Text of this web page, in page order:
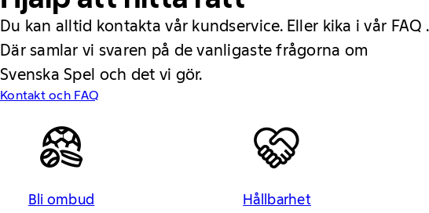
Du kan alltid kontakta vår kundservice. Eller kika i vår FAQ .
Där samlar vi svaren på de vanligaste frågorna om
Svenska Spel och det vi gör.
Kontakt och FAQ
Bli ombud Hållbarhet